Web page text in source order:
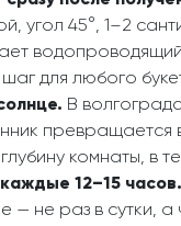
угол 45°, 1–2
для любого
В
превращается в
комнаты, в
12–15 часов.
— не раз в сутки, а